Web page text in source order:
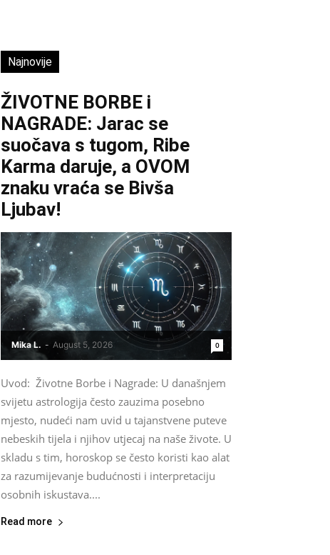
Najnovije
ŽIVOTNE BORBE i
NAGRADE: Jarac se
suočava s tugom, Ribe
Karma daruje, a OVOM
znaku vraća se Bivša
Ljubav!
Mika L. - August 5, 2026 0
Uvod: Životne Borbe i Nagrade: U današnjem
svijetu astrologija često zauzima posebno
mjesto, nudeći nam uvid u tajanstvene puteve
nebeskih tijela i njihov utjecaj na naše živote. U
skladu s tim, horoskop se često koristi kao alat
za razumijevanje budućnosti i interpretaciju
osobnih iskustava....
Read more